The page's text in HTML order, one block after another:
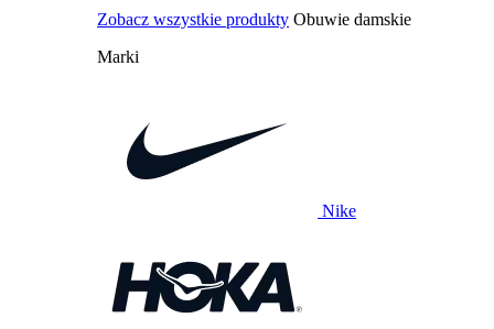
Zobacz wszystkie produkty Obuwie damskie
Marki
Nike